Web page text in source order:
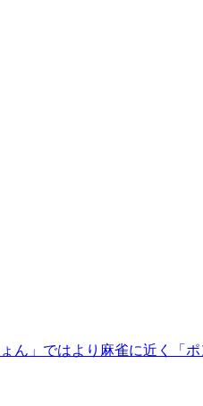
ん」ではより麻雀に近く「